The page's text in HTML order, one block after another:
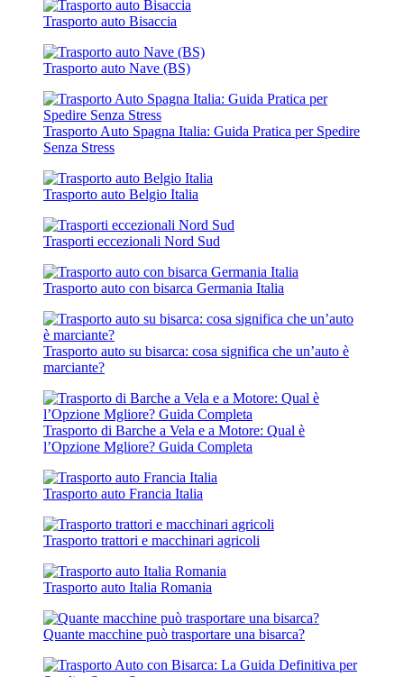
Trasporto auto Bisaccia
Trasporto auto Nave (BS)
Trasporto Auto Spagna Italia: Guida Pratica per Spedire
Senza Stress
Trasporto auto Belgio Italia
Trasporti eccezionali Nord Sud
Trasporto auto con bisarca Germania Italia
Trasporto auto su bisarca: cosa significa che un’auto è
marciante?
Trasporto di Barche a Vela e a Motore: Qual è
l’Opzione Mgliore? Guida Completa
Trasporto auto Francia Italia
Trasporto trattori e macchinari agricoli
Trasporto auto Italia Romania
Quante macchine può trasportare una bisarca?